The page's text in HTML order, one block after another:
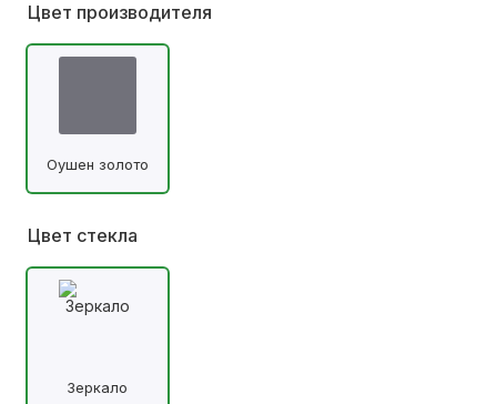
Цвет производителя
Оушен золото
Цвет стекла
Зеркало